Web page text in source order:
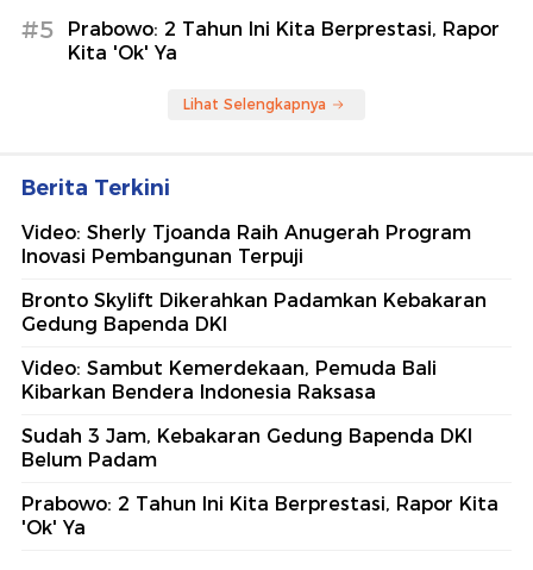
#5
Prabowo: 2 Tahun Ini Kita Berprestasi, Rapor
Kita 'Ok' Ya
Lihat Selengkapnya
Berita Terkini
Video: Sherly Tjoanda Raih Anugerah Program
Inovasi Pembangunan Terpuji
Bronto Skylift Dikerahkan Padamkan Kebakaran
Gedung Bapenda DKI
Video: Sambut Kemerdekaan, Pemuda Bali
Kibarkan Bendera Indonesia Raksasa
Sudah 3 Jam, Kebakaran Gedung Bapenda DKI
Belum Padam
Prabowo: 2 Tahun Ini Kita Berprestasi, Rapor Kita
'Ok' Ya